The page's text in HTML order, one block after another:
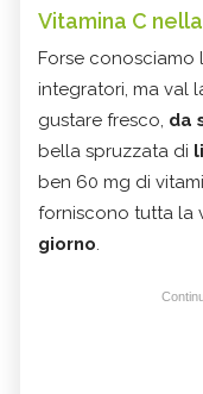
Vitamina C
Forse conosciamo
integratori, ma val
gustare fresco, da
bella spruzzata di
ben 60 mg di
forniscono tutta la
giorno.